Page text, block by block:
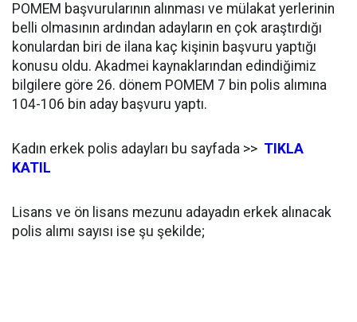
POMEM başvurularının alınması ve mülakat yerlerinin
belli olmasının ardından adayların en çok araştırdığı
konulardan biri de ilana kaç kişinin başvuru yaptığı
konusu oldu. Akadmei kaynaklarından edindiğimiz
bilgilere göre 26. dönem POMEM 7 bin polis alımına
104-106 bin aday başvuru yaptı.
Kadın erkek polis adayları bu sayfada >> TIKLA
KATIL
Lisans ve ön lisans mezunu adayadın erkek alınacak
polis alımı sayısı ise şu şekilde;